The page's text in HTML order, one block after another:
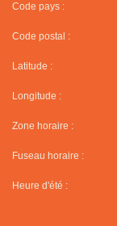
Code pays :
Code postal :
Latitude :
Longitude :
Zone horaire :
Fuseau horaire :
Heure d'été :